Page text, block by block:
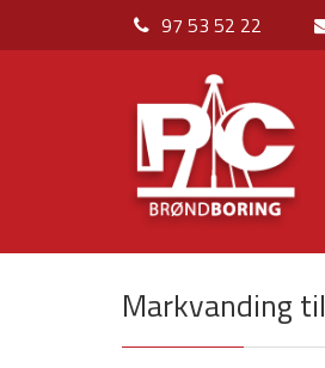
97 53 52 22
Markvanding